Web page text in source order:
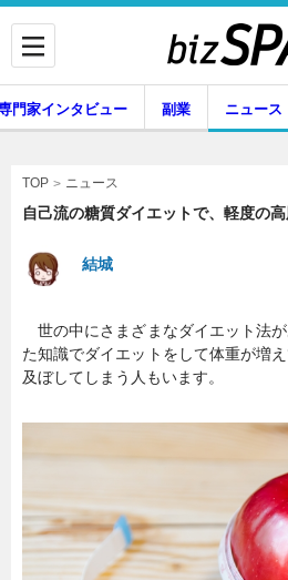
企業インタビュー
副業
暮らし
門家インタビュー 副業 ニュース
TOP ニュース
自己流の糖質ダイエットで、軽度の
結城
世の中にさまざまなダイエット法
た知識でダイエットをして体重が増
及ぼしてしまう人もいます。